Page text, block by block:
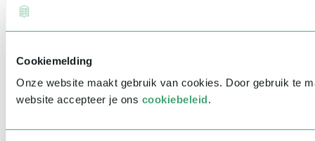
Cookiemelding
Onze website maakt gebruik van cookies. Door gebruik te
website accepteer je ons cookiebeleid.